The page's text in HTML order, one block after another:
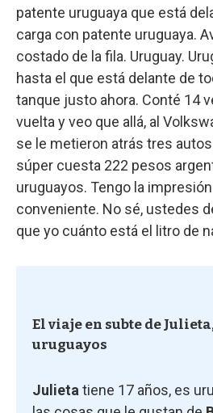
patente uruguaya que está
carga con patente uruguaya.
costado de la fila. Uruguay.
hasta el que está delante de
tanque justo ahora. Conté 14
vuelta y veo que allá, al
se le metieron atrás tres
súper cuesta 222 pesos
uruguayos. Tengo la
conveniente. No sé, ustedes
que yo cuánto está el litro de
El viaje en subte de
uruguayos
Julieta tiene 17 años, es